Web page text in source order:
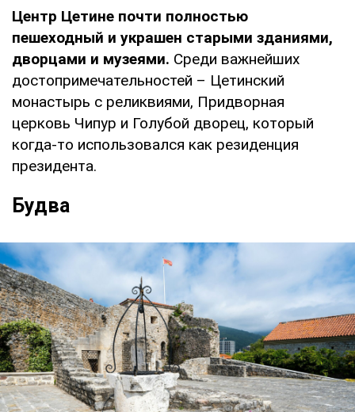
Центр Цетине почти полностью
пешеходный и украшен старыми зданиями,
дворцами и музеями. Среди важнейших
достопримечательностей – Цетинский
монастырь с реликвиями, Придворная
церковь Чипур и Голубой дворец, который
когда-то использовался как резиденция
президента.
Будва